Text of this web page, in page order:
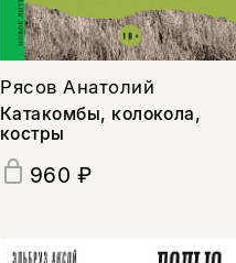
Рясов Анатолий
Катакомбы, колокола,
костры
960 ₽